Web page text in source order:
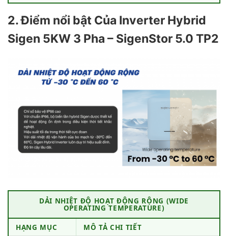
2. Điểm nổi bật Của Inverter Hybrid
Sigen 5KW 3 Pha – SigenStor 5.0 TP2
DẢI NHIỆT ĐỘ HOẠT ĐỘNG RỘNG (WIDE
OPERATING TEMPERATURE)
HẠNG MỤC MÔ TẢ CHI TIẾT